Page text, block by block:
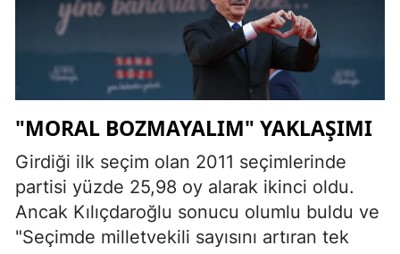
"MORAL BOZMAYALIM" YAKLAŞIMI
Girdiği ilk seçim olan 2011 seçimlerinde
partisi yüzde 25,98 oy alarak ikinci oldu.
Ancak Kılıçdaroğlu sonucu olumlu buldu ve
"Seçimde milletvekili sayısını artıran tek